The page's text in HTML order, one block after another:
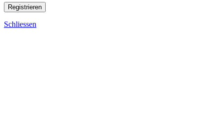
Registrieren
Schliessen